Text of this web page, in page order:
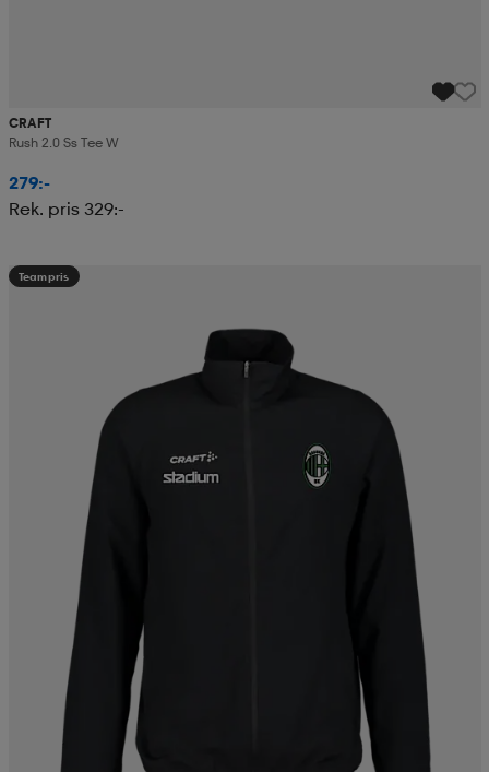
CRAFT
Rush 2.0 Ss Tee W
279:-
Rek. pris 329:-
Teampris